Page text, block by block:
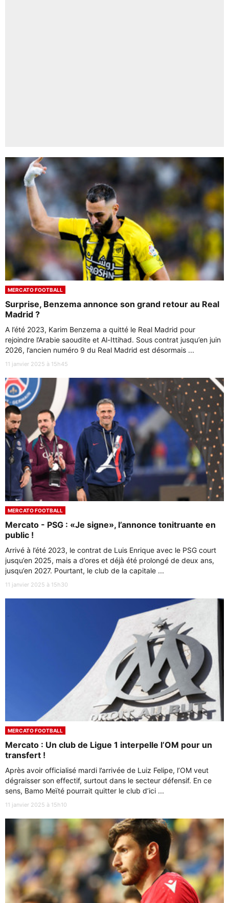
MERCATO FOOTBALL
Surprise, Benzema annonce son grand retour au Real
Madrid ?
A l’été 2023, Karim Benzema a quitté le Real Madrid pour
rejoindre l’Arabie saoudite et Al-Ittihad. Sous contrat jusqu’en juin
2026, l’ancien numéro 9 du Real Madrid est désormais ...
11 janvier 2025 à 15h45
MERCATO FOOTBALL
Mercato - PSG : «Je signe», l’annonce tonitruante en
public !
Arrivé à l’été 2023, le contrat de Luis Enrique avec le PSG court
jusqu’en 2025, mais a d’ores et déjà été prolongé de deux ans,
jusqu’en 2027. Pourtant, le club de la capitale ...
11 janvier 2025 à 15h30
MERCATO FOOTBALL
Mercato : Un club de Ligue 1 interpelle l’OM pour un
transfert !
Après avoir officialisé mardi l’arrivée de Luiz Felipe, l’OM veut
dégraisser son effectif, surtout dans le secteur défensif. En ce
sens, Bamo Meïté pourrait quitter le club d’ici ...
11 janvier 2025 à 15h10